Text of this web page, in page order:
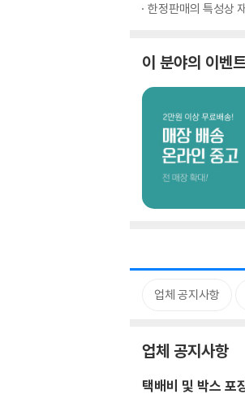
한정판매의 특성상
이 분야의 이벤
업체 공지사항
업체 공지사항
택배비 및 박스 포